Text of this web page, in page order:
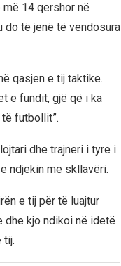
14 qershor në
do të jenë të vendosura
qasjen e tij taktike.
e fundit, gjë që i ka
futbollit”.
dhe trajneri i tyre i
ndjekin me skllavëri.
e tij për të luajtur
dhe kjo ndikoi në idetë
tij.